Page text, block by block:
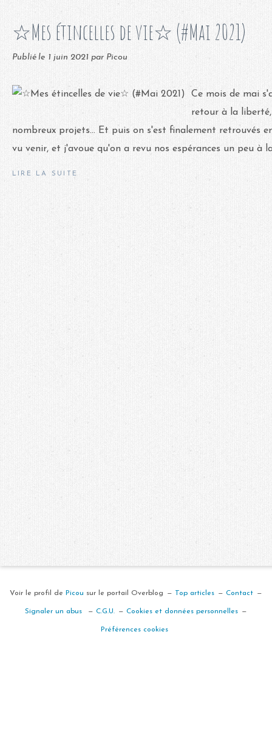
☆Mes étincelles de vie☆ (#Mai 2021)
Publié le 1 juin 2021 par Picou
Ce mois de mai
retour à la liberté,
nombreux projets... Et puis on s'est finalement retrouvés
vu venir, et j'avoue qu'on a revu nos espérances un peu à
LIRE LA SUITE
Voir le profil de Picou sur le portail Overblog Top articles Contact
Signaler un abus C.G.U. Cookies et données personnelles
Préférences cookies